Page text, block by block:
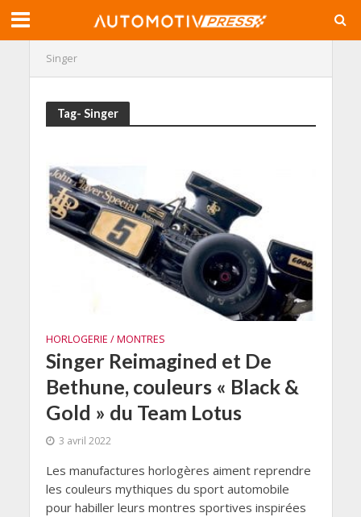
Singer
Tag- Singer
HORLOGERIE / MONTRES
Singer Reimagined et De
Bethune, couleurs « Black &
Gold » du Team Lotus
3 avril 2022
Les manufactures horlogères aiment reprendre
les couleurs mythiques du sport automobile
pour habiller leurs montres sportives inspirées